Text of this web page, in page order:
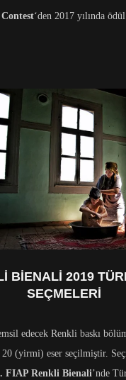
‘den 2017 yılında
BIENALI 2019
SEÇMELERI
edecek Renkli baskı
(yirmi) eser seçilmiştir.
FIAP Renkli Bienali’nde